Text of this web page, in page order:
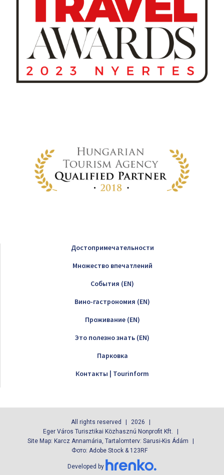
Достопримечательности
Множество впечатлений
Cобытия (EN)
Вино-гастрономия (EN)
Проживание (EN)
Это полезно знать (EN)
Парковка
Контакты | Tourinform
All rights reserved
2026
Eger Város Turisztikai Közhasznú Nonprofit Kft.
Site Map: Karcz Annamária, Tartalomterv: Sarusi-Kis Ádám
Фото: Adobe Stock & 123RF
Developed by